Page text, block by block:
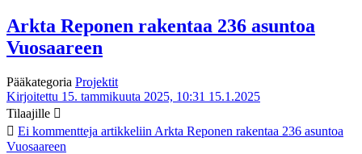
Arkta Reponen rakentaa 236 asuntoa
Vuosaareen
Pääkategoria Projektit
Kirjoitettu 15. tammikuuta 2025, 10:31 15.1.2025
Tilaajille
Ei kommentteja artikkeliin Arkta Reponen rakentaa 236 asuntoa
Vuosaareen